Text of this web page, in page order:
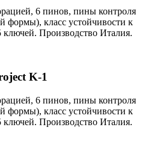
6 пинов, пины контроля
формы), класс устойчивости к
Производство Италия.
K-1
6 пинов, пины контроля
формы), класс устойчивости к
Производство Италия.